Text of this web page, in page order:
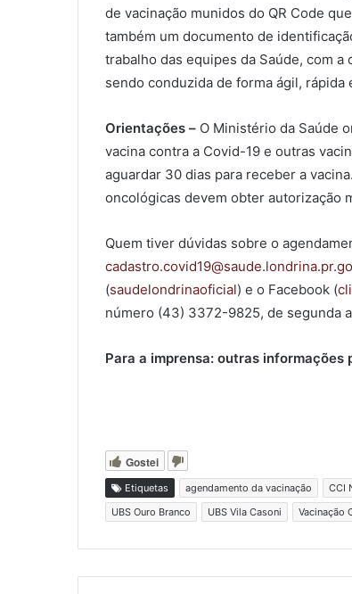
de vacinação munidos do QR Code
também um documento de
trabalho das equipes da Saúde, com
sendo conduzida de forma ágil, rápida
Orientações – O Ministério da Saúde
vacina contra a Covid-19 e outras
aguardar 30 dias para receber a
oncológicas devem obter autorização
Quem tiver dúvidas sobre o
(saudelondrinaoficial) e o Facebook (
número (43) 3372-9825, de segunda
Para a imprensa: outras
Gostei
Etiquetas agendamento da vacinação CCI
UBS Ouro Branco
UBS Vila Casoni Vacinação